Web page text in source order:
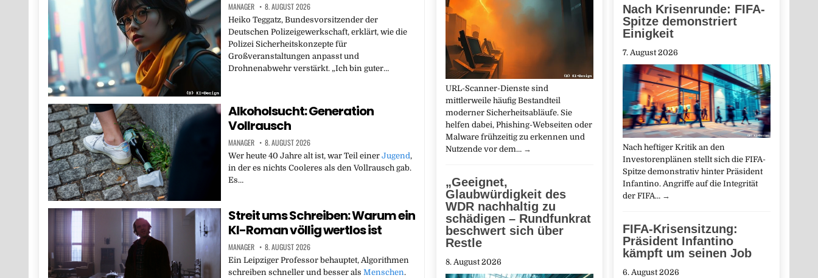
MANAGER 8. AUGUST 2026
Heiko Teggatz, Bundesvorsitzender der
Deutschen Polizeigewerkschaft, erklärt, wie die
Polizei Sicherheitskonzepte für
Großveranstaltungen anpasst und
Drohnenabwehr verstärkt. „Ich bin guter…
Alkoholsucht: Generation
Vollrausch
MANAGER 8. AUGUST 2026
Wer heute 40 Jahre alt ist, war Teil einer Jugend,
in der es nichts Cooleres als den Vollrausch gab.
Es…
Streit ums Schreiben: Warum ein
KI-Roman völlig wertlos ist
MANAGER 8. AUGUST 2026
Ein Leipziger Professor behauptet, Algorithmen
schreiben schneller und besser als Menschen.
Nach Krisenrunde: FIFA-
Spitze demonstriert
Einigkeit
7. August 2026
Nach heftiger Kritik an den
Investorenplänen stellt sich die FIFA-
Spitze demonstrativ hinter Präsident
Infantino. Angriffe auf die Integrität
der FIFA… →
FIFA-Krisensitzung:
Präsident Infantino
kämpft um seinen Job
6. August 2026
URL-Scanner-Dienste sind
mittlerweile häufig Bestandteil
moderner Sicherheitsabläufe. Sie
helfen dabei, Phishing-Webseiten oder
Malware frühzeitig zu erkennen und
Nutzende vor dem… →
„Geeignet,
Glaubwürdigkeit des
WDR nachhaltig zu
schädigen – Rundfunkrat
beschwert sich über
Restle
8. August 2026